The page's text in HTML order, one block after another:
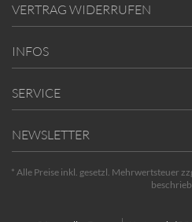
VERTRAG WIDERRUFEN
INFOS
SERVICE
NEWSLETTER
* Alle Preise inkl. gesetzl. Mehrwertsteuer